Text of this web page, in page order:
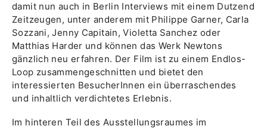
damit nun auch in Berlin Interviews mit einem Dutzend
Zeitzeugen, unter anderem mit Philippe Garner, Carla
Sozzani, Jenny Capitain, Violetta Sanchez oder
Matthias Harder und können das Werk Newtons
gänzlich neu erfahren. Der Film ist zu einem Endlos-
Loop zusammengeschnitten und bietet den
interessierten BesucherInnen ein überraschendes
und inhaltlich verdichtetes Erlebnis.
Im hinteren Teil des Ausstellungsraumes im